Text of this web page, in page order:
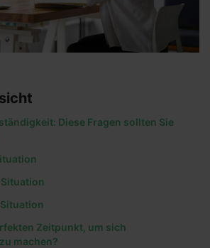
Diese Fragen sollten Sie
Zeitpunkt, um sich
machen?